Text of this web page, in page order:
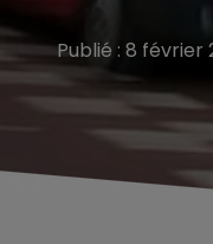
Publié : 8 février